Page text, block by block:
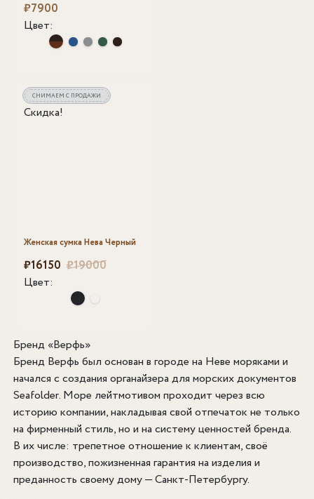
₽7900
Цвет:
Скидка!
СНИМАЕМ С ПРОДАЖИ
Женская сумка Нева Черный
₽19000
Первоначальная цена составляла ₽19000.
₽16150
Текущая цена: ₽16150.
Цвет:
Бренд «Верфь»
Бренд Верфь был основан в городе на Неве моряками и
начался с создания органайзера для морских документов
Seafolder. Море лейтмотивом проходит через всю
историю компании, накладывая свой отпечаток не только
на фирменный стиль, но и на систему ценностей бренда.
В их числе: трепетное отношение к клиентам, своё
производство, пожизненная гарантия на изделия и
преданность своему дому — Санкт-Петербургу.